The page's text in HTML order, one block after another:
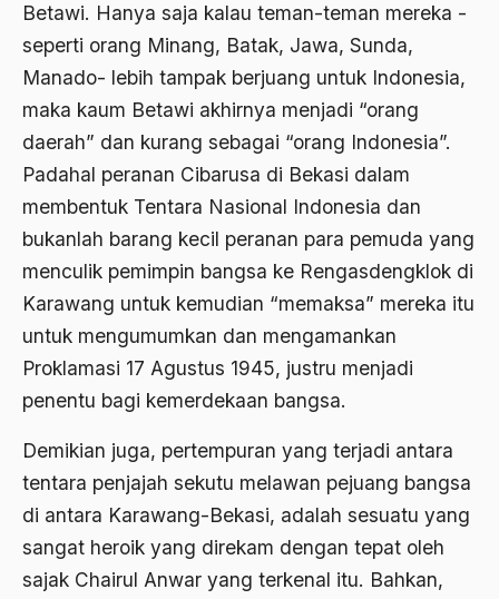
Betawi. Hanya saja kalau teman-teman mereka -
seperti orang Minang, Batak, Jawa, Sunda,
Manado- lebih tampak berjuang untuk Indonesia,
maka kaum Betawi akhirnya menjadi “orang
daerah” dan kurang sebagai “orang Indonesia”.
Padahal peranan Cibarusa di Bekasi dalam
membentuk Tentara Nasional Indonesia dan
bukanlah barang kecil peranan para pemuda yang
menculik pemimpin bangsa ke Rengasdengklok di
Karawang untuk kemudian “memaksa” mereka itu
untuk mengumumkan dan mengamankan
Proklamasi 17 Agustus 1945, justru menjadi
penentu bagi kemerdekaan bangsa.
Demikian juga, pertempuran yang terjadi antara
tentara penjajah sekutu melawan pejuang bangsa
di antara Karawang-Bekasi, adalah sesuatu yang
sangat heroik yang direkam dengan tepat oleh
sajak Chairul Anwar yang terkenal itu. Bahkan,
Ajaran Agama Islam
ajaran kemasyarakatan
Ajengan SIngaparna
Akademi Betawi
Akademi Jakarta
Akbar tanjung
Akhlaq
Akidah
Aktivis
Aktivis Muda
akulturasi budaya